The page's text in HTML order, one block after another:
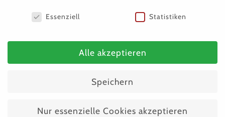
vertragen sie sich gut, Hunde mögen sie eher
liebevolles neues Zuhause ziehen.
Wenn ihr euch für Findik und Fistik
freuen uns über jede Unterstützung für die Beiden
Datenschutzeinstellungen
Essenziell Statistiken
Alle akzeptieren
Speichern
Nur essenzielle Cookies akzeptieren